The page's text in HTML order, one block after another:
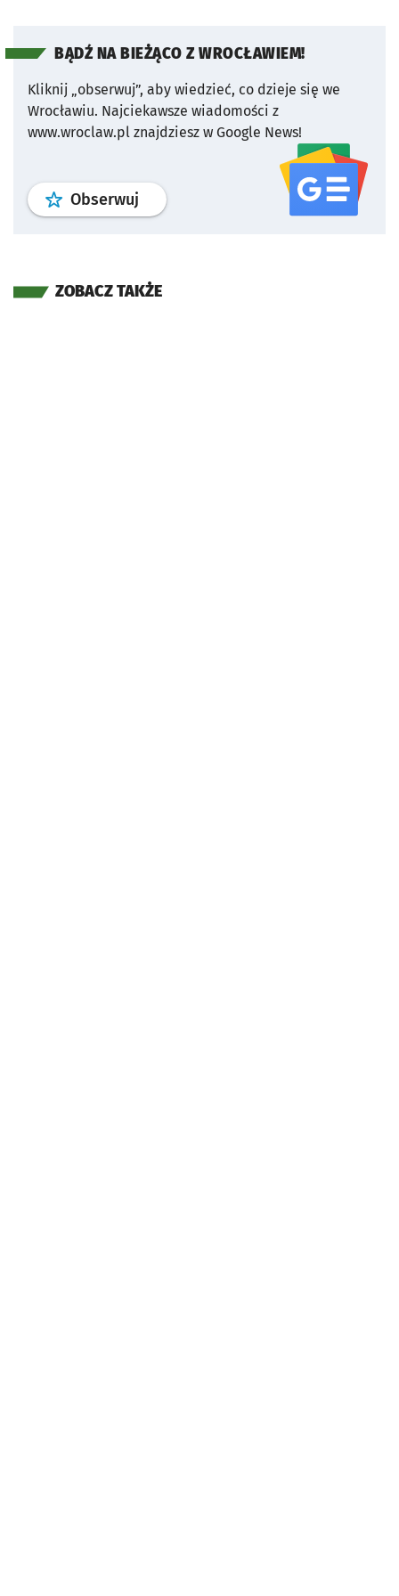
BĄDŹ NA BIEŻĄCO Z WROCŁAWIEM!
Kliknij „obserwuj”, aby wiedzieć, co dzieje się we
Wrocławiu. Najciekawsze wiadomości z
www.wroclaw.pl znajdziesz w Google News!
Obserwuj profil serwisu
ZOBACZ TAKŻE